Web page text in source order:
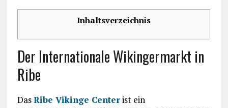
Inhaltsverzeichnis
Der Internationale Wikingermarkt in
Ribe
DasRibe Vikinge Centerist ein